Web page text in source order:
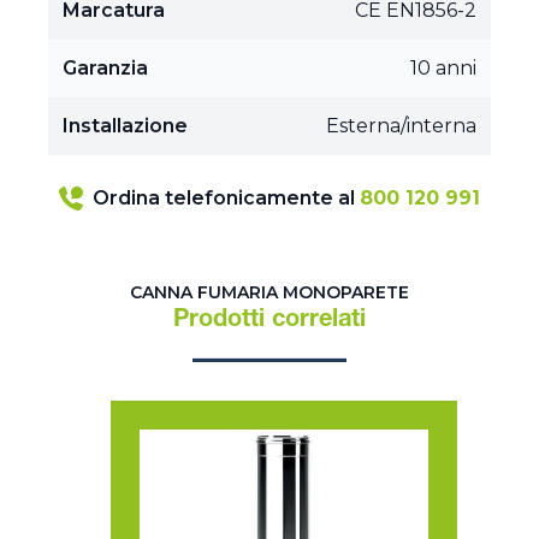
Marcatura CE EN1856-2
Garanzia 10 anni
Installazione Esterna/interna
Ordina telefonicamente al 800 120 991
CANNA FUMARIA MONOPARETE
Prodotti correlati